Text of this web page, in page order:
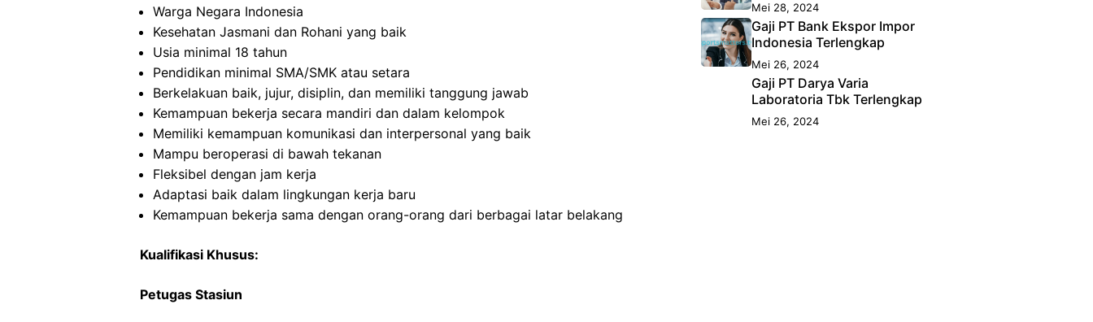
Warga Negara Indonesia
Kesehatan Jasmani dan Rohani yang baik
Usia minimal 18 tahun
Pendidikan minimal SMA/SMK atau setara
Berkelakuan baik, jujur, disiplin, dan memiliki tanggung jawab
Kemampuan bekerja secara mandiri dan dalam kelompok
Memiliki kemampuan komunikasi dan interpersonal yang baik
Mampu beroperasi di bawah tekanan
Fleksibel dengan jam kerja
Adaptasi baik dalam lingkungan kerja baru
Kemampuan bekerja sama dengan orang-orang dari berbagai latar belakang
Kualifikasi Khusus:
Petugas Stasiun
Mei 28, 2024
Gaji PT Bank Ekspor Impor
Indonesia Terlengkap
Mei 26, 2024
Gaji PT Darya Varia
Laboratoria Tbk Terlengkap
Mei 26, 2024